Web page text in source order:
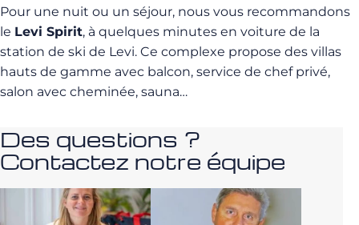
Pour une nuit ou un séjour, nous vous recommandons
le Levi Spirit, à quelques minutes en voiture de la
station de ski de Levi. Ce complexe propose des villas
hauts de gamme avec balcon, service de chef privé,
salon avec cheminée, sauna…
Des questions ?
Contactez notre équipe